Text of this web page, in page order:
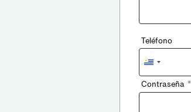
Teléfono
Uruguay
+598
Contraseña *